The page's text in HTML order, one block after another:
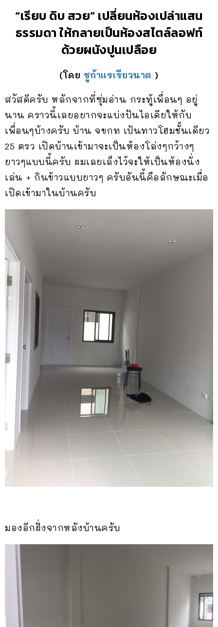
“เรียบ ดิบ สวย” เปลี่ยนห้องเปล่าแสน
ธรรมดา ให้กลายเป็นห้องสไตล์ลอฟท์
ด้วยผนังปูนเปลือย
(โดย ชูก้าแรเรียวนาต )
สวัสดีครับ หลักจากที่ซุ่มอ่าน กระทู้เพื่อนๆ อยู่
นาน คราวนี้เลยอยากจะแบ่งปันไอเดียให้กับ
เพื่อนๆบ้างครับ บ้าน จขกท เป้นทาวโฮมชั้นเดียว
25 ตรว เปิดบ้านเข้ามาจะเป็นห้องโล่งๆกว้างๆ
ยาวๆแบบนี้ครับ ผมเลยเล็งไว้จะให้เป็นห้องนั่ง
เล่น + กินข้าวแบบยาวๆ ครับอันนี้คือลักษณะเมื่อ
เปิดเข้ามาในบ้านครับ
มองอีกฝั่งจากหลังบ้านครับ